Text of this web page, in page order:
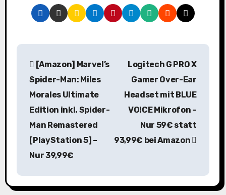
B
g
[Amazon] Marvel’s
Spider-Man: Miles
Morales Ultimate
Edition inkl. Spider-
Man Remastered
[PlayStation 5] –
Nur 39,99€
Logitech G PRO X
Gamer Over-Ear
Headset mit BLUE
VO!CE Mikrofon –
Nur 59€ statt
93,99€ bei Amazon